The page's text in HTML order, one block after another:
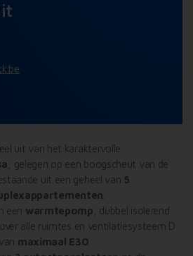
uit van het karaktervolle
, gelegen op een boogscheut van de
uit een geheel van 5
een warmtepomp , dubbel isolerend
over alle ruimtes en ventilatiesysteem D
maximaal E30